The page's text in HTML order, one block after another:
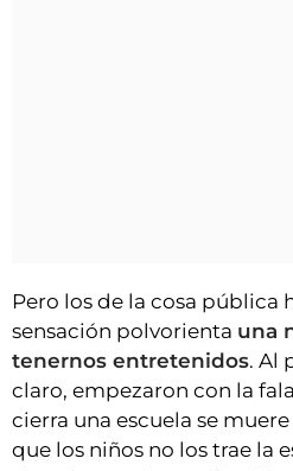
Pero los de la cosa pública
sensación polvorienta una
tenernos entretenidos. Al
claro, empezaron con la
cierra una escuela se
que los niños no los trae la